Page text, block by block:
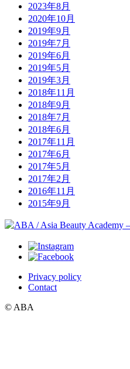
2023年8月
2020年10月
2019年9月
2019年7月
2019年6月
2019年5月
2019年3月
2018年11月
2018年9月
2018年7月
2018年6月
2017年11月
2017年6月
2017年5月
2017年2月
2016年11月
2015年9月
Privacy policy
Contact
© ABA